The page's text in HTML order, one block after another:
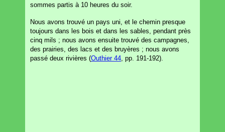
sommes partis à 10 heures du soir.
Nous avons trouvé un pays uni, et le chemin presque
toujours dans les bois et dans les sables, pendant près
cinq mils ; nous avons ensuite trouvé des campagnes,
des prairies, des lacs et des bruyères ; nous avons
passé deux rivières (Outhier 44 , pp. 191-192).